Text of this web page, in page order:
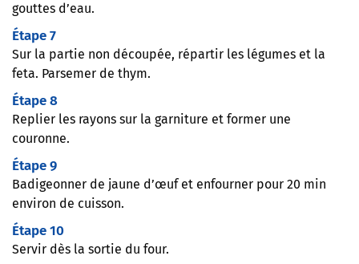
gouttes d’eau.
Étape 7
Sur la partie non découpée, répartir les légumes et la
feta. Parsemer de thym.
Étape 8
Replier les rayons sur la garniture et former une
couronne.
Étape 9
Badigeonner de jaune d’œuf et enfourner pour 20 min
environ de cuisson.
Étape 10
Servir dès la sortie du four.